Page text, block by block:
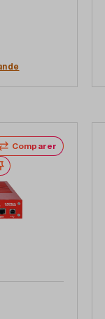
Comparer
Noter